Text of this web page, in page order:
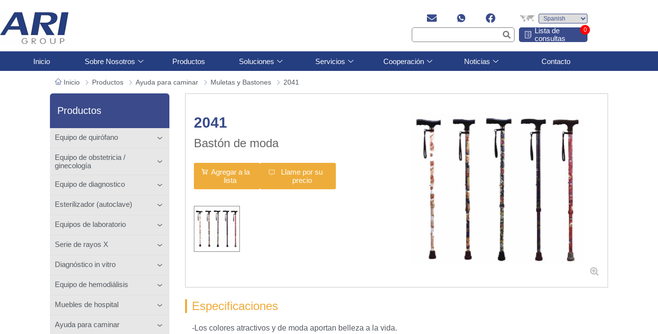
Lista de
consultas
0
Inicio Sobre Nosotros Productos Soluciones Servicios Cooperación Noticias Contacto
Inicio Productos Ayuda para caminar Muletas y Bastones 2041
Productos
Equipo de quirófano
Equipo de obstetricia /
ginecología
Equipo de diagnostico
Esterilizador (autoclave)
Equipos de laboratorio
Serie de rayos X
Diagnóstico in vitro
Equipo de hemodiálisis
Muebles de hospital
Ayuda para caminar
2041
Bastón de moda
Agregar a la
lista
Llame por su
precio
Especificaciones
-Los colores atractivos y de moda aportan belleza a la vida.